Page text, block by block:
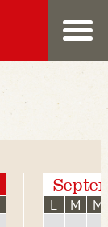
L M M